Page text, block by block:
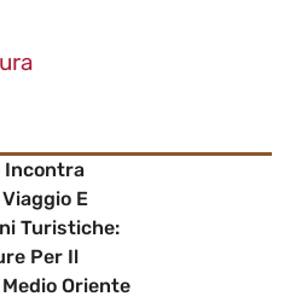
Incontra
E
Turistiche:
Per Il
Oriente